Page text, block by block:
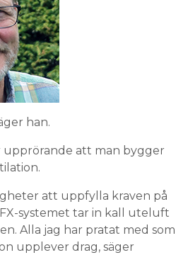
han.
upprörande att man bygger
att uppfylla kraven på
systemet tar in kall uteluft
Alla jag har pratat med som
upplever drag, säger